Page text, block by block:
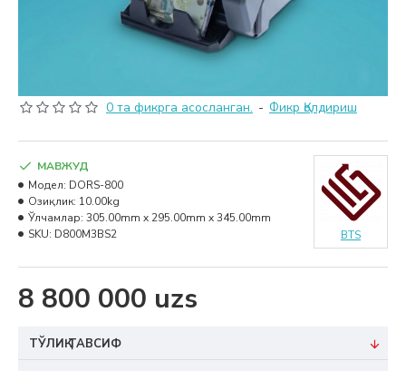
0 та фикрга асосланган. - Фикр Қолдириш
8 800 000 uzs
МАВЖУД
Модел: DORS-800
Озиқлик: 10.00kg
Ўлчамлар: 305.00mm x 295.00mm x 345.00mm
SKU: D800M3BS2 BTS
ТЎЛИҚ ТАВСИФ